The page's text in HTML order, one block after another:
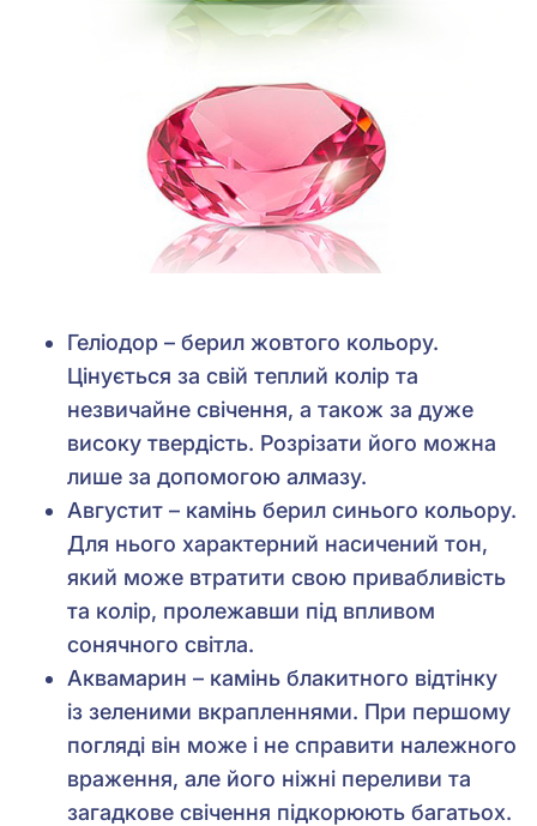
Геліодор – берил жовтого кольору.
Цінується за свій теплий колір та
незвичайне свічення, а також за дуже
високу твердість. Розрізати його можна
лише за допомогою алмазу.
Августит – камінь берил синього кольору.
Для нього характерний насичений тон,
який може втратити свою привабливість
та колір, пролежавши під впливом
сонячного світла.
Аквамарин – камінь блакитного відтінку
із зеленими вкрапленнями. При першому
погляді він може і не справити належного
враження, але його ніжні переливи та
загадкове свічення підкорюють багатьох.